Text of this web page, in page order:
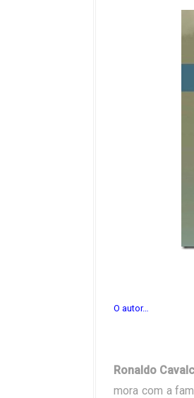
O autor…
Ronaldo
mora com a